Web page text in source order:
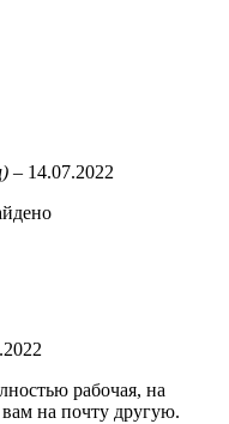
– 14.07.2022
рабочая, на
на почту другую.